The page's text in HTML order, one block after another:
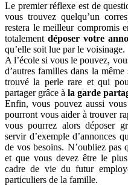
Le premier réflexe est de
vous trouvez quelqu’un
restera le meilleur compromis
totalement déposer votre
qu’elle soit lue par le voisinage.
A l’école si vous le pouvez,
d’autres familles dans la
trouvé la perle rare et qui
partager grâce à la garde
Enfin, vous pouvez aussi
pourront vous aider à trouver
vous pourrez alors déposer
servir d’exemple d’annonces
de vos besoins. N’oubliez pas
et que vous devez être le
cadre de vie du futur
particuliers de la famille.